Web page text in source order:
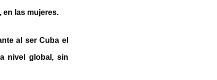
en las mujeres.
al ser Cuba el
nivel global, sin